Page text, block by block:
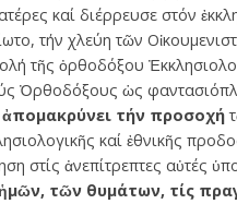
καί διέρρευσε στόν
τήν χλεύη τῶν
τῆς ὀρθοδόξου
Ὀρθοδόξους ὡς
τήν προσοχή
καί ἐθνικῆς
στίς ἀνεπίτρεπτες αὐτές
τῶν θυμάτων, τίς